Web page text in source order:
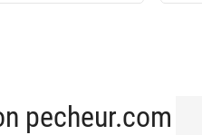
pecheur.com